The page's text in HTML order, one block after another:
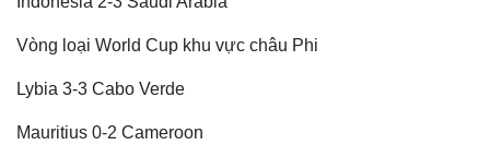
Vòng loại World Cup khu vực châu Phi
Lybia 3-3 Cabo Verde
Mauritius 0-2 Cameroon